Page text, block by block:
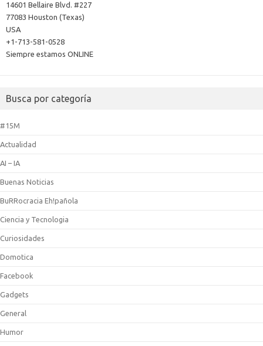
14601 Bellaire Blvd. #227
77083 Houston (Texas)
USA
+1-713-581-0528
Siempre estamos ONLINE
Busca por categoría
#15M
Actualidad
AI – IA
Buenas Noticias
BuRRocracia Eh!pañola
Ciencia y Tecnologia
Curiosidades
Domotica
Facebook
Gadgets
General
Humor